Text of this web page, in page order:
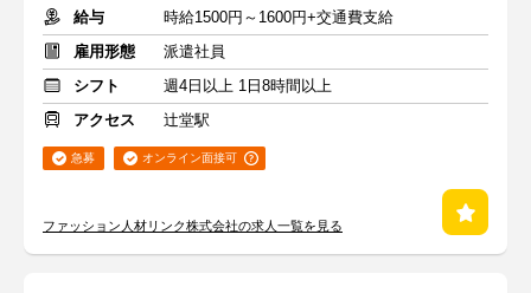
給与
時給1500円～1600円+交通費支給
雇用形態
派遣社員
シフト
週4日以上 1日8時間以上
アクセス
辻堂駅
急募 オンライン面接可
ファッション人材リンク株式会社の求人一覧を見る